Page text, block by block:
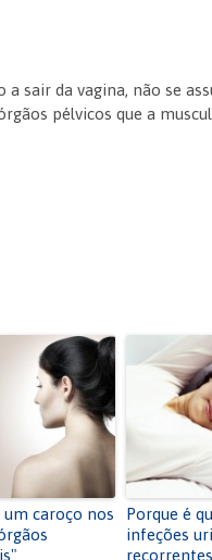
sair da vagina, não se
pélvicos que a
caroço nos
Porque é
infeções